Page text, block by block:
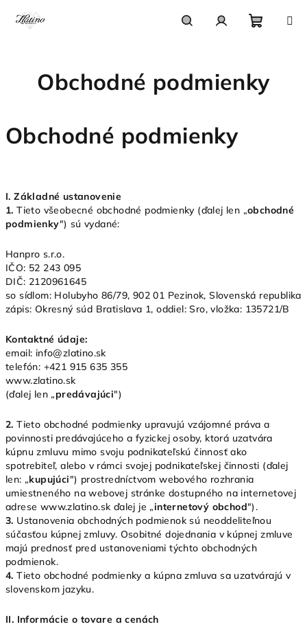
košík
Obchodné podmienky
Obchodné podmienky
I.Základné ustanovenie
1.Tieto všeobecné obchodné podmienky (ďalej len „obchodné
podmienky") sú vydané:
Hanpro s.r.o.
IČO: 52 243 095
DIČ: 2120961645
so sídlom: Holubyho 86/79, 902 01 Pezinok, Slovenská republika
zápis: Okresný súd Bratislava 1, oddiel: Sro, vložka: 135721/B
Kontaktné údaje:
email: info@zlatino.sk
telefón: +421 915 635 355
www.zlatino.sk
(ďalej len „predávajúci")
2. Tieto obchodné podmienky upravujú vzájomné práva a
povinnosti predávajúceho a fyzickej osoby, ktorá uzatvára
kúpnu zmluvu mimo svoju podnikateľskú činnosť ako
spotrebiteľ, alebo v rámci svojej podnikateľskej činnosti (ďalej
len: „kupujúci") prostredníctvom webového rozhrania
umiestneného na webovej stránke dostupného na internetovej
adrese www.zlatino.sk ďalej je „internetový obchod").
3. Ustanovenia obchodných podmienok sú neoddeliteľnou
súčasťou kúpnej zmluvy. Osobitné dojednania v kúpnej zmluve
majú prednosť pred ustanoveniami týchto obchodných
podmienok.
4. Tieto obchodné podmienky a kúpna zmluva sa uzatvárajú v
slovenskom jazyku.
II. Informácie o tovare a cenách